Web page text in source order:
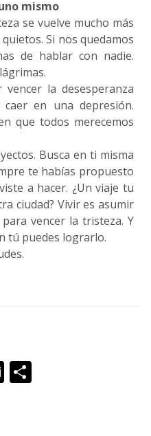
mismo
se vuelve mucho más
Si nos quedamos
de hablar con nadie.
la desesperanza
en una depresión.
que todos merecemos
Busca en ti misma
te habías propuesto
a hacer. ¿Un viaje tu
ciudad? Vivir es asumir
vencer la tristeza. Y
tú puedes lograrlo.
Email